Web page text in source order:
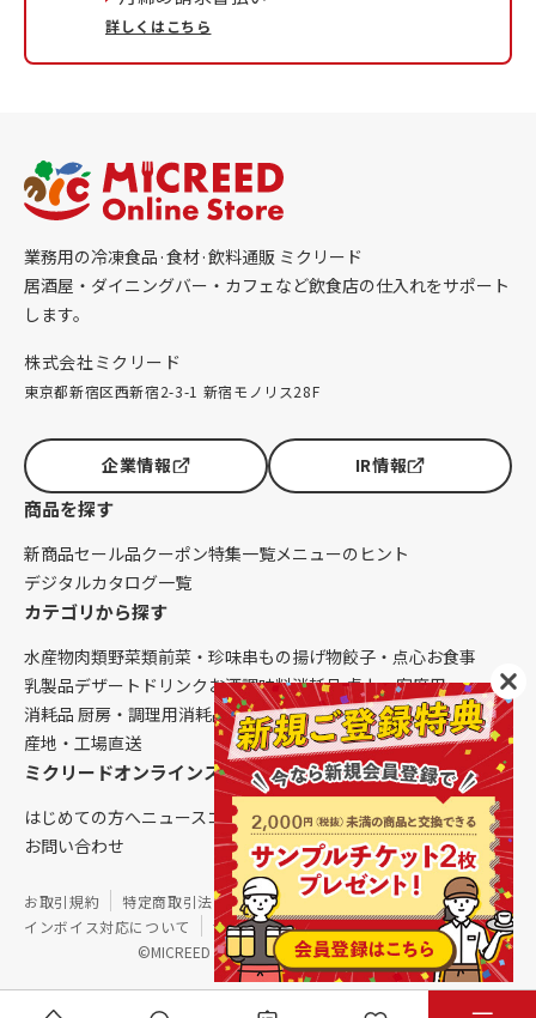
詳しくはこちら
業務用の冷凍食品·食材·飲料通販 ミクリード
居酒屋・ダイニングバー・カフェなど飲食店の仕入れをサポート
します。
株式会社ミクリード
東京都新宿区西新宿2-3-1 新宿モノリス28F
企業情報 IR情報
商品を探す
新商品セール品クーポン特集一覧メニューのヒント
デジタルカタログ一覧
カテゴリから探す
水産物肉類野菜類前菜・珍味串もの揚げ物餃子・点心お食事
乳製品デザート ドリンク お酒調味料消耗品 卓上・客席用
消耗品 厨房・調理用消耗品 クレンリネス生鮮品（配送便限定）
産地・工場直送
ミクリードオンラインストアについて
はじめての方へニュースコラムご利用ガイド会社概要
お問い合わせ
©MICREED CO.,LTD. All Rights Reserved.
お取引規約 特定商取引法に基づく表記
個人情報保護方針
インボイス対応について
サイトマップ